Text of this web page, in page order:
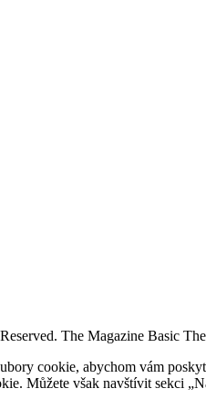
The Magazine Basic
cookie, abychom vám
Můžete však navštívit sekci